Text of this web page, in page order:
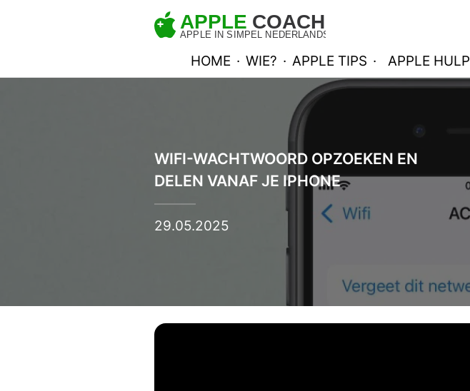
HOME · WIE? · APPLE TIPS · APPLE HULP
WIFI-WACHTWOORD OPZOEKEN EN
DELEN VANAF JE IPHONE
29.05.2025